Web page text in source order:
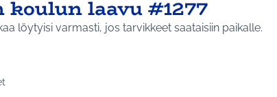
laavu #1277
löytyisi varmasti, jos tarvikkeet saataisiin paikalle.
Liikunta ja harrastukset